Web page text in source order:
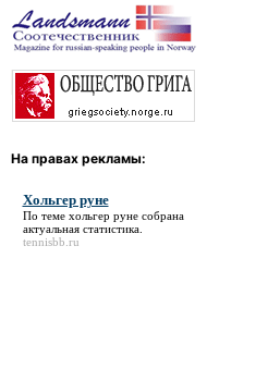
На правах рекламы:
Хольгер руне
По теме хольгер рунесобрана
актуальная статистика.
tennisbb.ru